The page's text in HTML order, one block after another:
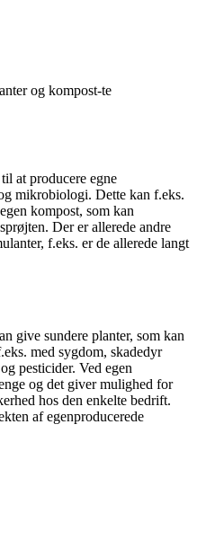
og kompost-te
at producere egne
mikrobiologi. Dette kan f.eks.
kompost, som kan
Der er allerede andre
f.eks. er de allerede langt
give sundere planter, som kan
med sygdom, skadedyr
pesticider. Ved egen
og det giver mulighed for
hos den enkelte bedrift.
af egenproducerede